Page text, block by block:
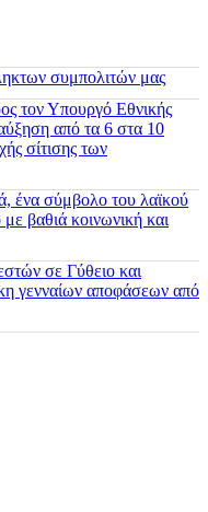
συμπολιτών μας
τον Υπουργό Εθνικής
από τα 6 στα 10
σίτισης των
ένα σύμβολο του λαϊκού
βαθιά κοινωνική και
σε Γύθειο και
γενναίων αποφάσεων από